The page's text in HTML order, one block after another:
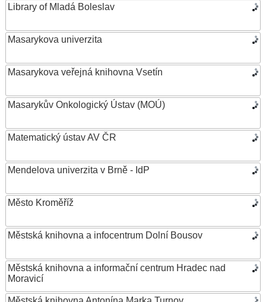
Library of Mladá Boleslav
Masarykova univerzita
Masarykova veřejná knihovna Vsetín
Masarykův Onkologický Ústav (MOÚ)
Matematický ústav AV ČR
Mendelova univerzita v Brně - IdP
Město Kroměříž
Městská knihovna a infocentrum Dolní Bousov
Městská knihovna a informační centrum Hradec nad
Moravicí